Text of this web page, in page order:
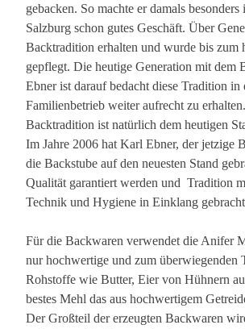
gebacken. So machte er damals besonders
Salzburg schon gutes Geschäft. Über
Backtradition erhalten und wurde bis zum
gepflegt. Die heutige Generation mit dem
Ebner ist darauf bedacht diese Tradition in
Familienbetrieb weiter aufrecht zu
Backtradition ist natürlich dem heutigen
Im Jahre 2006 hat Karl Ebner, der jetzige
die Backstube auf den neuesten Stand
Qualität garantiert werden und Tradition
Technik und Hygiene in Einklang
Für die Backwaren verwendet die Anifer
nur hochwertige und zum überwiegenden
Rohstoffe wie Butter, Eier von Hühnern
bestes Mehl das aus hochwertigem
Der Großteil der erzeugten Backwaren